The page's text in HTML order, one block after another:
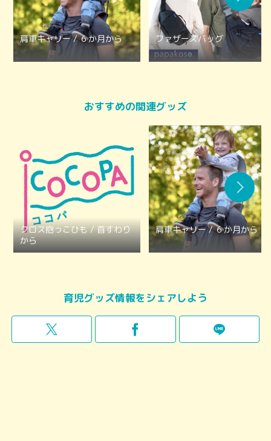
肩車キャリー / ６か月から ファザーズバッグ
おすすめの関連グッズ
クロス抱っこひも / 首すわり
から
肩車キャリー / ６か月から
育児グッズ情報をシェアしよう